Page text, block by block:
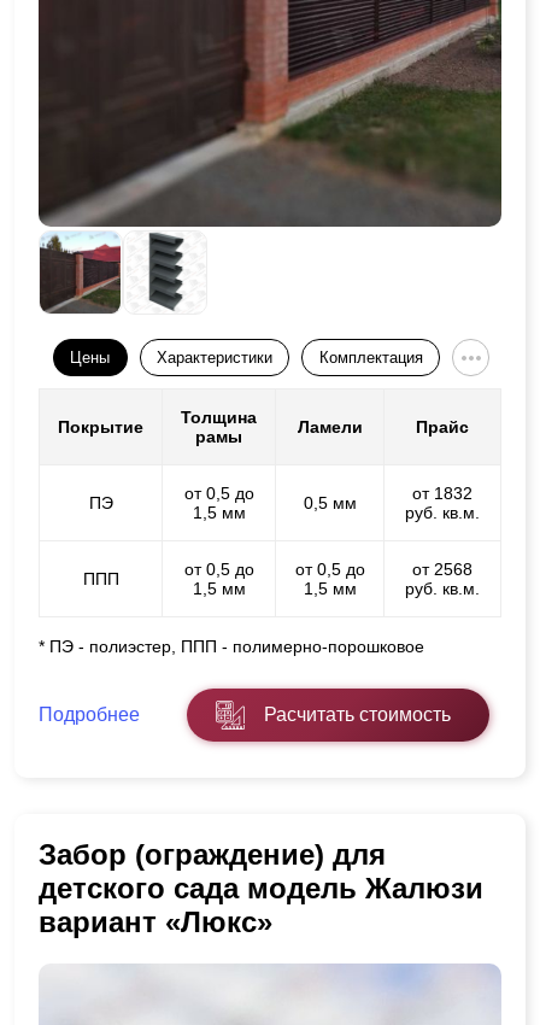
Цены Характеристики Комплектация
Покрытие
Толщина
рамы
Ламели Прайс
ПЭ
от 0,5 до
1,5 мм
0,5 мм
от 1832
руб. кв.м.
ППП
от 0,5 до
1,5 мм
от 0,5 до
1,5 мм
от 2568
руб. кв.м.
* ПЭ - полиэстер, ППП - полимерно-порошковое
Подробнее Расчитать стоимость
Забор (ограждение) для
детского сада модель Жалюзи
вариант «Люкс»